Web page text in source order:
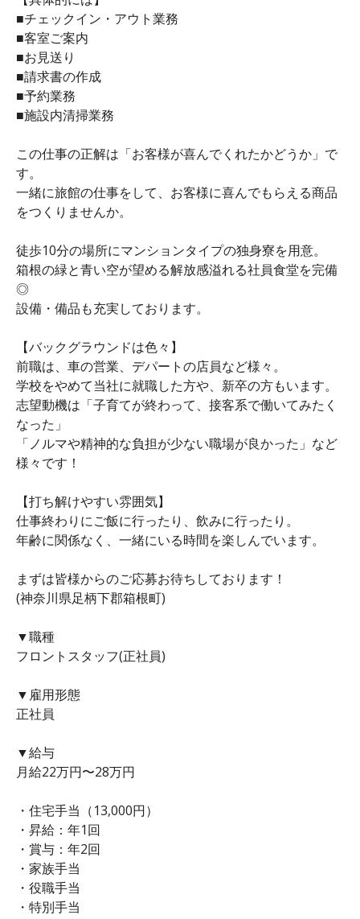
■チェックイン・アウト業務
■客室ご案内
■お見送り
■請求書の作成
■予約業務
■施設内清掃業務
この仕事の正解は「お客様が喜んでくれたかどうか」で
す。
一緒に旅館の仕事をして、お客様に喜んでもらえる商品
をつくりませんか。
徒歩10分の場所にマンションタイプの独身寮を用意。
箱根の緑と青い空が望める解放感溢れる社員食堂を完備
◎
設備・備品も充実しております。
【バックグラウンドは色々】
前職は、車の営業、デパートの店員など様々。
学校をやめて当社に就職した方や、新卒の方もいます。
志望動機は「子育てが終わって、接客系で働いてみたく
なった」
「ノルマや精神的な負担が少ない職場が良かった」など
様々です！
【打ち解けやすい雰囲気】
仕事終わりにご飯に行ったり、飲みに行ったり。
年齢に関係なく、一緒にいる時間を楽しんでいます。
まずは皆様からのご応募お待ちしております！
(神奈川県足柄下郡箱根町)
▼職種
フロントスタッフ(正社員)
▼雇用形態
正社員
▼給与
月給22万円〜28万円
・住宅手当（13,000円）
・昇給：年1回
・賞与：年2回
・家族手当
・役職手当
・特別手当